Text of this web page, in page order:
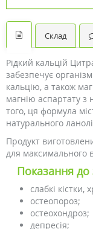
Склад
Рідкий кальцій
забезпечує
кальцію, а також
магнію аспартату
того, ця формула
натурального
Продукт
для максимального
Показання до
слабкі кістки,
остеопороз;
остеохондроз;
депресія;